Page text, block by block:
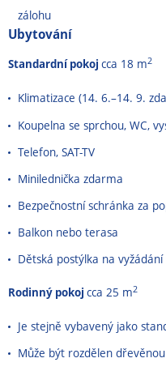
zálohu
Ubytování
Standardní pokoj cca 18 m2
Klimatizace (14. 6.–14. 9.
Koupelna se sprchou, WC,
Telefon, SAT-TV
Minilednička zdarma
Bezpečnostní schránka za
Balkon nebo terasa
Dětská postýlka na
Rodinný pokoj cca 25 m2
Je stejně vybavený jako
Může být rozdělen